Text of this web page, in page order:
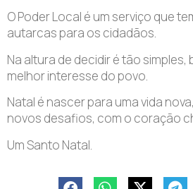
O Poder Local é um serviço que
autarcas para os cidadãos.
Na altura de decidir é tão
melhor interesse do povo.
Natal é nascer para uma vida
novos desafios, com o coração
Um Santo Natal.